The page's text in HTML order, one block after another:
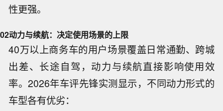
性更强。
02动力与续航：决定使用场景的上限
40万以上商务车的用户场景覆盖日常通勤、跨城
出差、长途自驾，动力与续航直接影响使用效
率。2026年车评先锋实测显示，不同动力形式的
车型各有优劣：